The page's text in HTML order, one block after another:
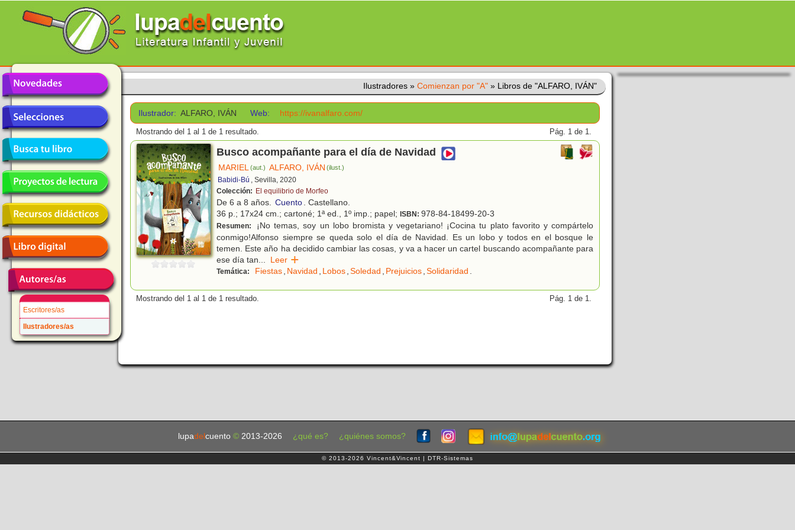
Escritores/as
Ilustradores/as
Ilustradores » Comienzan por "A" » Libros de "ALFARO, IVÁN"
Ilustrador: ALFARO, IVÁN Web: https://ivanalfaro.com/
Mostrando del 1 al 1 de 1 resultado. Pág. 1 de 1.
Busco acompañante para el día de Navidad
MARIEL(aut.) ALFARO, IVÁN (ilust.)
Babidi-Bú , Sevilla, 2020
Colección: El equilibrio de Morfeo
De 6 a 8 años. Cuento. Castellano.
36 p.; 17x24 cm.; cartoné; 1ª ed., 1º imp.; papel; ISBN: 978-84-18499-20-3
Resumen:
¡No temas, soy un lobo bromista y vegetariano! ¡Cocina tu plato favorito y compártelo
conmigo!Alfonso siempre se queda solo el día de Navidad. Es un lobo y todos en el bosque le
temen. Este año ha decidido cambiar las cosas, y va a hacer un cartel buscando acompañante para
ese día tan... Leer
Temática: Fiestas, Navidad , Lobos,Soledad , Prejuicios,Solidaridad .
Mostrando del 1 al 1 de 1 resultado. Pág. 1 de 1.
lupadel cuento © 2013-2026 ¿qué es? ¿quiénes somos?
© 2013-2026 Vincent&Vincent | DTR-Sistemas